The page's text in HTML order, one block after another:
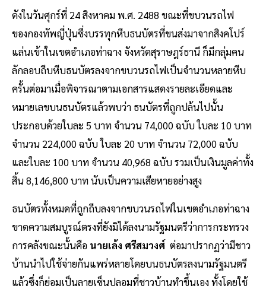
ดังในวันศุกร์ที่ 24 สิงหาคม พ.ศ. 2488 ขณะที่ขบวนรถไฟ
ของกองทัพญี่ปุ่นซึ่งบรรทุกหีบธนบัตรที่ขนส่งมาจากสิงคโปร์
แล่นเข้าในเขตอำเภอท่าฉาง จังหวัดสุราษฎร์ธานี ก็มีกลุ่มคน
ลักลอบถีบหีบธนบัตรลงจากขบวนรถไฟเป็นจำนวนหลายหีบ
ครั้นต่อมาเมื่อพิจารณาตามเอกสารแสดงรายละเอียดและ
หมายเลขบนธนบัตรแล้วพบว่า ธนบัตรที่ถูกปล้นไปนั้น
ประกอบด้วยใบละ 5 บาท จำนวน 74,000 ฉบับ ใบละ 10 บาท
จำนวน 224,000 ฉบับ ใบละ 20 บาท จำนวน 72,000 ฉบับ
และใบละ 100 บาท จำนวน 40,968 ฉบับ รวมเป็นเงินมูลค่าทั้ง
สิ้น 8,146,800 บาท นับเป็นความเสียหายอย่างสูง
ธนบัตรทั้งหมดที่ถูกถีบลงจากขบวนรถไฟในเขตอำเภอท่าฉาง
ขาดความสมบูรณ์ตรงที่ยังมิได้ลงนามรัฐมนตรีว่าการกระทรวง
การคลังขณะนั้นคือ นายเล้ง ศรีสมวงศ์ ต่อมาปรากฏว่ามีชาว
บ้านนำไปใช้จ่ายกันแพร่หลายโดยบนธนบัตรลงนามรัฐมนตรี
แล้วซึ่งก็ย่อมเป็นลายเซ็นปลอมที่ชาวบ้านทำขึ้นเอง ทั้งโดยใช้